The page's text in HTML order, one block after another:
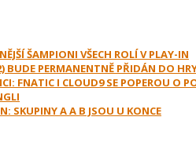
ŠAMPIONI VŠECH ROLÍ V PLAY-IN
BUDE PERMANENTNĚ PŘIDÁN DO
FNATIC I CLOUD9 SE POPEROU O
SKUPINY A A B JSOU U KONCE